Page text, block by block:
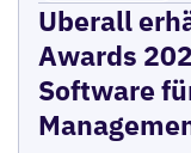
Uberall
Awards
Software